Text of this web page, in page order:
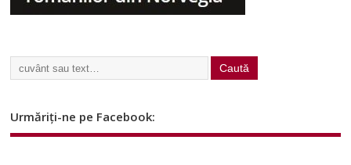
Urmăriți-ne pe Facebook: